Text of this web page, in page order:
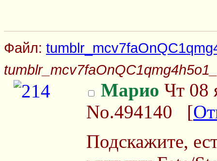
Файл:
Марио Чт 08
No.494140 [
Подскажите,